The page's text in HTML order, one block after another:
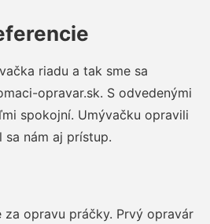
riadu a tak sme sa
opravar.sk. S odvedenými
spokojní. Umývačku opravili
sa nám aj prístup.
za opravu práčky. Prvý opravár